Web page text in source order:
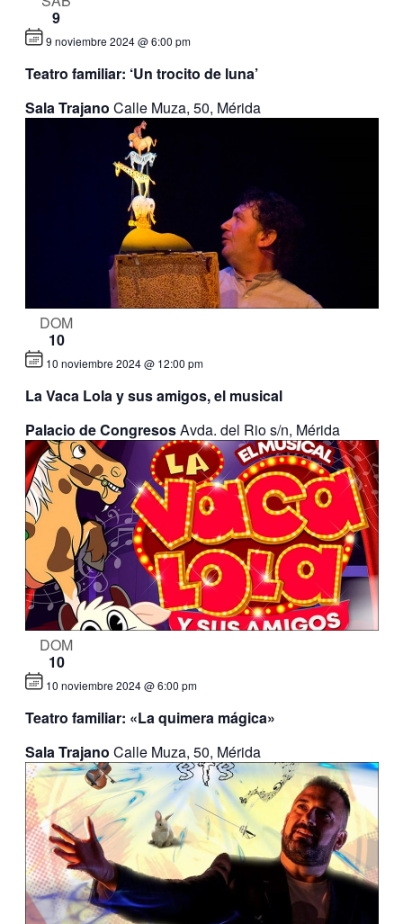
9
Teatro familiar: ‘Un trocito de luna’
9 noviembre 2024 @ 6:00 pm
Sala Trajano Calle Muza, 50, Mérida
DOM
10
La Vaca Lola y sus amigos, el musical
10 noviembre 2024 @ 12:00 pm
Palacio de CongresosAvda. del Rio s/n, Mérida
DOM
10
Teatro familiar: «La quimera mágica»
10 noviembre 2024 @ 6:00 pm
Sala Trajano Calle Muza, 50, Mérida